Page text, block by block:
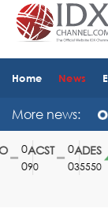
Home News
More news:
ACST
90
ADES
35550